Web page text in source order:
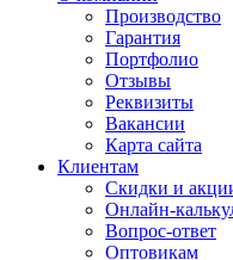
Производство
Гарантия
Портфолио
Отзывы
Реквизиты
Вакансии
Карта сайта
Клиентам
Скидки и
Онлайн-
Вопрос-ответ
Оптовикам